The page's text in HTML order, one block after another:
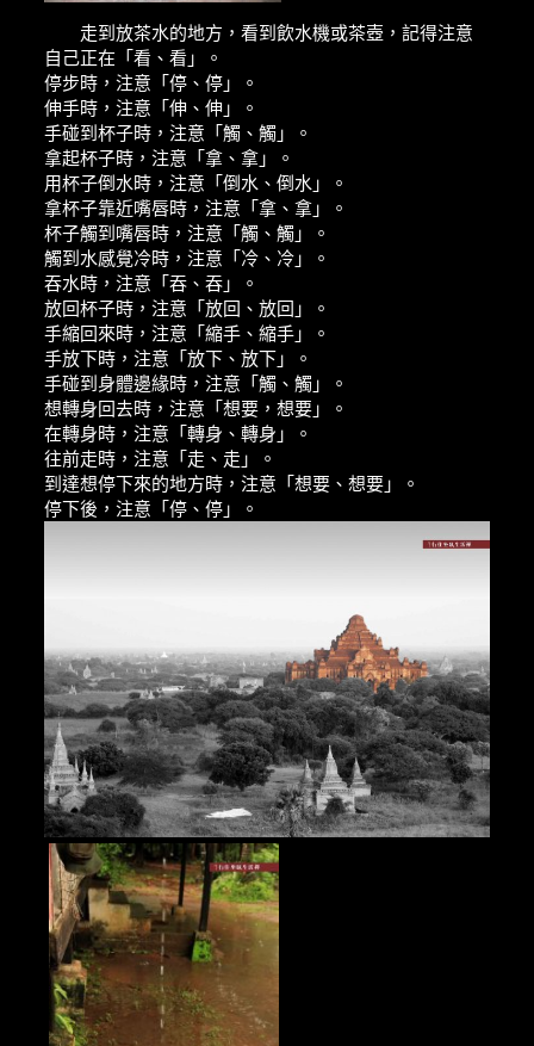
走到放茶水的地方，看到飲水機或茶壺，記得注意
自己正在「看、看」。
停步時，注意「停、停」。
伸手時，注意「伸、伸」。
手碰到杯子時，注意「觸、觸」。
拿起杯子時，注意「拿、拿」。
用杯子倒水時，注意「倒水、倒水」。
拿杯子靠近嘴唇時，注意「拿、拿」。
杯子觸到嘴唇時，注意「觸、觸」。
觸到水感覺冷時，注意「冷、冷」。
吞水時，注意「吞、吞」。
放回杯子時，注意「放回、放回」。
手縮回來時，注意「縮手、縮手」。
手放下時，注意「放下、放下」。
手碰到身體邊緣時，注意「觸、觸」。
想轉身回去時，注意「想要，想要」。
在轉身時，注意「轉身、轉身」。
往前走時，注意「走、走」。
到達想停下來的地方時，注意「想要、想要」。
停下後，注意「停、停」。